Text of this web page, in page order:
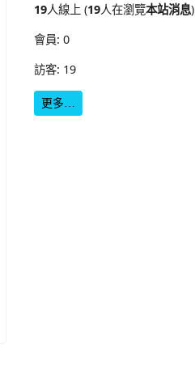
19人線上 (19人在瀏覽本站消息)
會員: 0
訪客: 19
更多…